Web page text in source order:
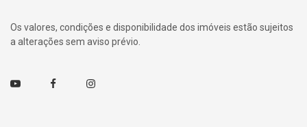
Os valores, condições e disponibilidade dos imóveis estão sujeitos
a alterações sem aviso prévio.
Youtube FacebookInstagram